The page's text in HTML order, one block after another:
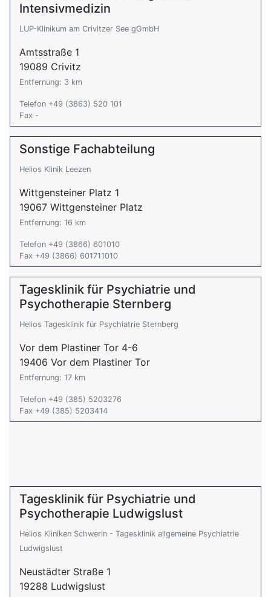
Intensivmedizin
LUP-Klinikum am Crivitzer See gGmbH
Amtsstraße 1
19089 Crivitz
Entfernung: 3 km
Telefon +49 (3863) 520 101
Fax -
Sonstige Fachabteilung
Helios Klinik Leezen
Wittgensteiner Platz 1
19067 Wittgensteiner Platz
Entfernung: 16 km
Telefon +49 (3866) 601010
Fax +49 (3866) 601711010
Tagesklinik für Psychiatrie und
Psychotherapie Sternberg
Helios Tagesklinik für Psychiatrie Sternberg
Vor dem Plastiner Tor 4-6
19406 Vor dem Plastiner Tor
Entfernung: 17 km
Telefon +49 (385) 5203276
Fax +49 (385) 5203414
Tagesklinik für Psychiatrie und
Psychotherapie Ludwigslust
Helios Kliniken Schwerin - Tagesklinik allgemeine Psychiatrie
Ludwigslust
Neustädter Straße 1
19288 Ludwigslust